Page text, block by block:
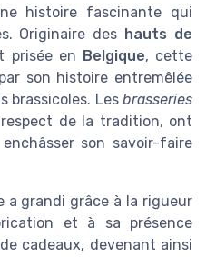
histoire fascinante qui
Originaire des hauts de
prisée en Belgique, cette
son histoire entremêlée
brassicoles. Les brasseries
de la tradition, ont
son savoir-faire
a grandi grâce à la rigueur
et à sa présence
de cadeaux, devenant ainsi